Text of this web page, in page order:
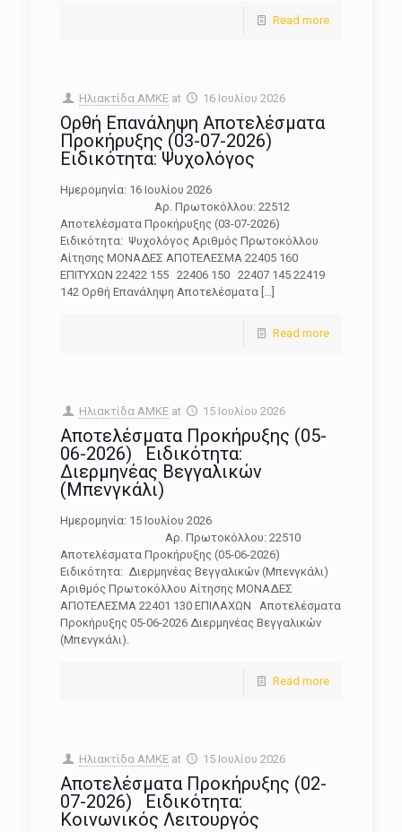
Read more
Ηλιακτίδα ΑΜΚΕ at 16 Ιουλίου 2026
Ορθή Επανάληψη Αποτελέσματα
Προκήρυξης (03-07-2026)
Ειδικότητα: Ψυχολόγος
Ημερομηνία: 16 Ιουλίου 2026
Αρ. Πρωτοκόλλου: 22512
Αποτελέσματα Προκήρυξης (03-07-2026)
Ειδικότητα: Ψυχολόγος Αριθμός Πρωτοκόλλου
Αίτησης ΜΟΝΑΔΕΣ ΑΠΟΤΕΛΕΣΜΑ 22405 160
ΕΠΙΤΥΧΩΝ 22422 155 22406 150 22407 145 22419
142 Ορθή Επανάληψη Αποτελέσματα[…]
Read more
Ηλιακτίδα ΑΜΚΕ at 15 Ιουλίου 2026
Αποτελέσματα Προκήρυξης (05-
06-2026) Ειδικότητα:
Διερμηνέας Βεγγαλικών
(Μπενγκάλι)
Ημερομηνία: 15 Ιουλίου 2026
Αρ. Πρωτοκόλλου: 22510
Αποτελέσματα Προκήρυξης (05-06-2026)
Ειδικότητα: Διερμηνέας Βεγγαλικών (Μπενγκάλι)
Αριθμός Πρωτοκόλλου Αίτησης ΜΟΝΑΔΕΣ
ΑΠΟΤΕΛΕΣΜΑ 22401 130 ΕΠΙΛΑΧΩΝ Αποτελέσματα
Προκήρυξης 05-06-2026 Διερμηνέας Βεγγαλικών
(Μπενγκάλι).
Read more
Ηλιακτίδα ΑΜΚΕ at 15 Ιουλίου 2026
Αποτελέσματα Προκήρυξης (02-
07-2026) Ειδικότητα:
Κοινωνικός Λειτουργός